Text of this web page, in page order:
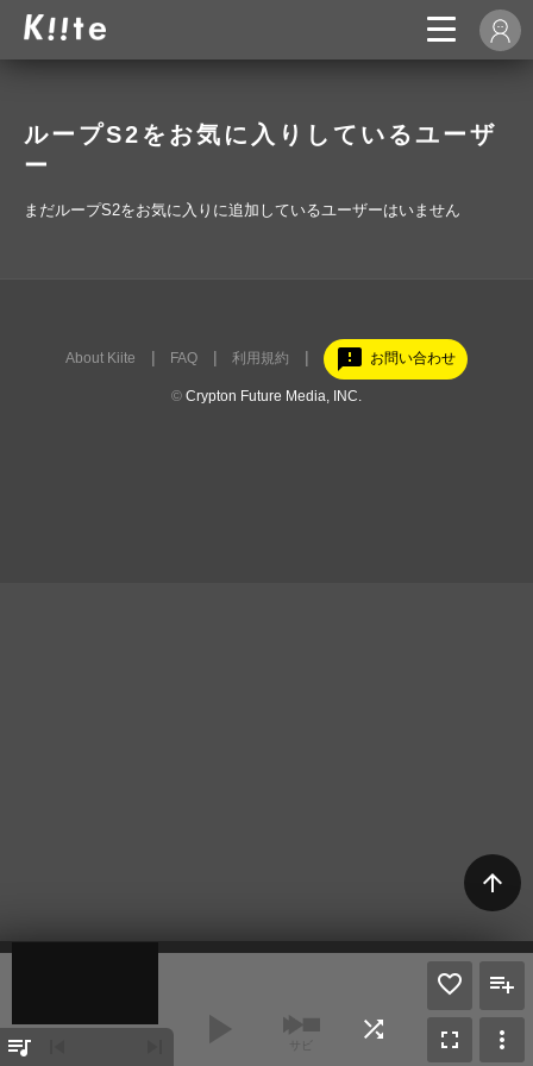
ループS2をお気に入りしているユーザ
ー
まだループS2をお気に入りに追加しているユーザーはいません
arrow_upward
About Kiite FAQ 利用規約 feedback お問い合わせ
© Crypton Future Media, INC.
queue_music play_arrow サビ
shuffle fullscreen more_vert